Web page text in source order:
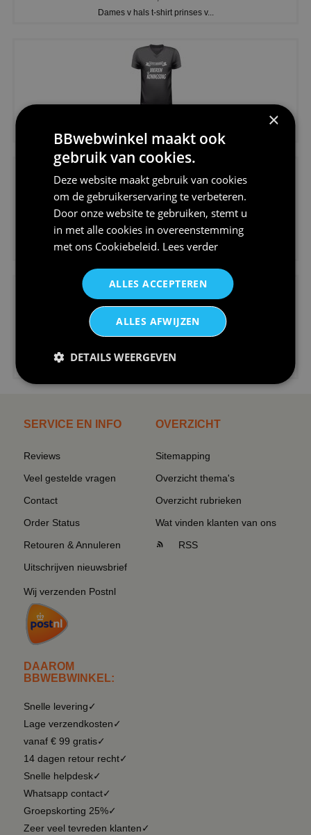
Dames v hals t-shirt prinses v...
Koningsdag shirt heren v-hals ...
€24,95
V-hals shirt rood wit blauw st...
€24,95
SERVICE EN INFO
Reviews
Veel gestelde vragen
Contact
Order Status
Retouren & Annuleren
Uitschrijven nieuwsbrief
Wij verzenden Postnl
DAAROM
BBWEBWINKEL:
Snelle levering✓
Lage verzendkosten✓
vanaf € 99 gratis✓
14 dagen retour recht✓
Snelle helpdesk✓
Whatsapp contact✓
Groepskorting 25%✓
Zeer veel tevreden klanten✓
OVERZICHT
Sitemapping
Overzicht thema's
Overzicht rubrieken
Wat vinden klanten van ons
RSS
×
BBwebwinkel maakt ook
gebruik van cookies.
Deze website maakt gebruik van cookies
om de gebruikerservaring te verbeteren.
Door onze website te gebruiken, stemt u
in met alle cookies in overeenstemming
met ons Cookiebeleid. Lees verder
ALLES ACCEPTEREN
ALLES AFWIJZEN
DETAILS WEERGEVEN